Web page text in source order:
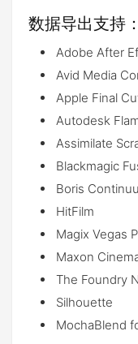
数据导出支持：
Adobe After
Avid Media
Apple Final
Autodesk
Assimilate
Blackmagic
Boris
HitFilm
Magix Vegas
Maxon
The Foundry
Silhouette
MochaBlend